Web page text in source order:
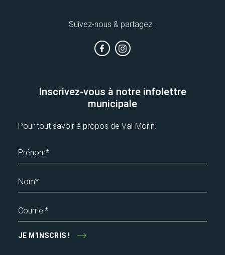
Inscrivez-vous à notre infolettre
municipale
Pour tout savoir à propos de Val-Morin.
Prénom*
Nom*
Courriel*
JE M'INSCRIS !
Suivez-nous & partagez :